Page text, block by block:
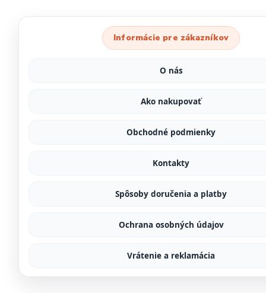
Informácie pre zákazníkov
O nás
Ako nakupovať
Obchodné podmienky
Kontakty
Spôsoby doručenia a platby
Ochrana osobných údajov
Vrátenie a reklamácia